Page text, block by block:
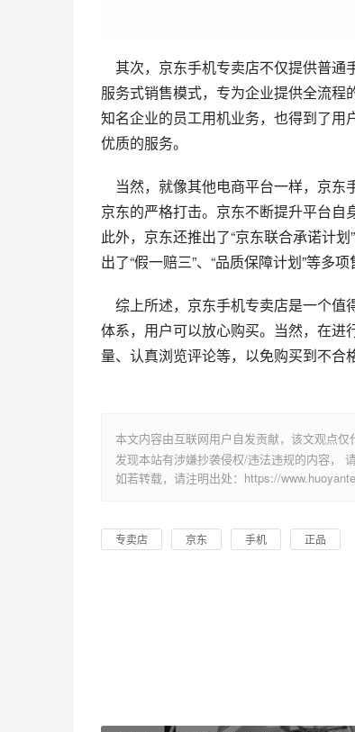
服务式销售模式，专为企业提供全流
知名企业的员工用机业务，也得到了
优质的服务。
京东的严格打击。京东不断提升平台自
此外，京东还推出了“京东联合承诺计
出了“假一赔三”、“品质保障计划”等多
体系，用户可以放心购买。当然，在
量、认真浏览评论等，以免购买到不合
本文内容由互联网用户自发贡献，该文观点
发现本站有涉嫌抄袭侵权/违法违规的内容，
如若转载，请注明出处：https://
专卖店 京东 手机 正品